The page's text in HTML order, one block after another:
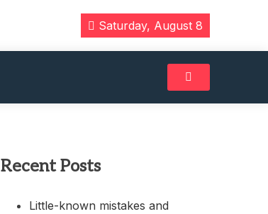
Saturday, August 8
Recent Posts
Little-known mistakes and